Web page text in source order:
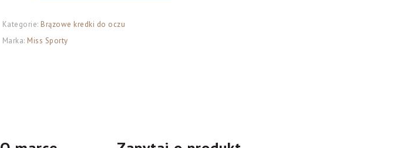
Eye
Millionaire
Kategorie: Brązowe kredki do oczu
Marka: Miss Sporty